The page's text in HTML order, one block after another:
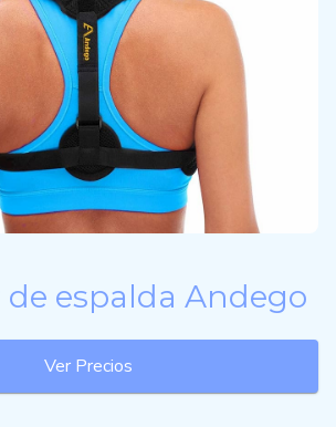
de espalda Andego
Ver Precios